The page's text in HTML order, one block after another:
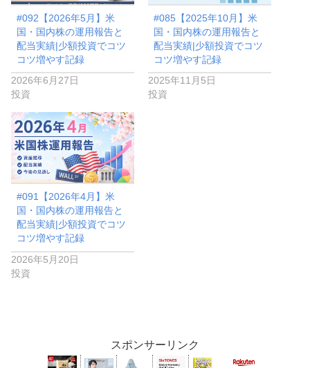
#092【2026年5月】米
国・国内株の運用報告と
配当実績|少額投資でコツ
コツ増やす記録
2026年6月27日
投資
#085【2025年10月】米
国・国内株の運用報告と
配当実績|少額投資でコツ
コツ増やす記録
2025年11月5日
投資
#091【2026年4月】米
国・国内株の運用報告と
配当実績|少額投資でコツ
コツ増やす記録
2026年5月20日
投資
スポンサーリンク